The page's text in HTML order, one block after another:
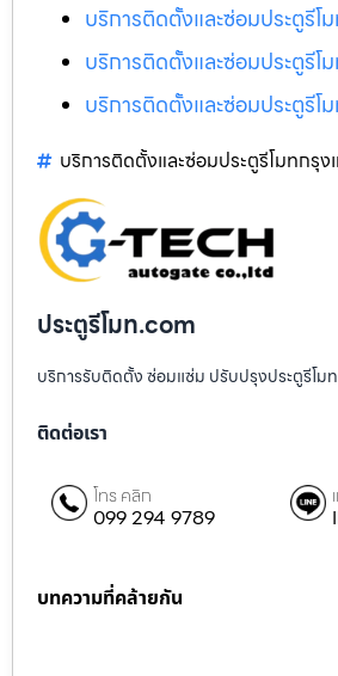
บริการติดตั้งและซ่อมประตูรีโ
บริการติดตั้งและซ่อมประตูรีโ
บริการติดตั้งและซ่อมประตูรีโ
บริการติดตั้งและซ่อมประตูรีโมทกรุง
ประตูรีโมท.com
บริการรับติดตั้ง ซ่อมแซ่ม ปรับปรุงประตูรีโม
ติดต่อเรา
โทร คลิก
099 294 9789
บทความที่คล้ายกัน